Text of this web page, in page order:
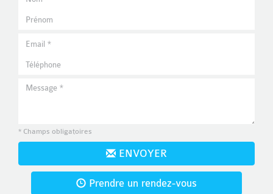
* Champs obligatoires
ENVOYER
Prendre un rendez-vous